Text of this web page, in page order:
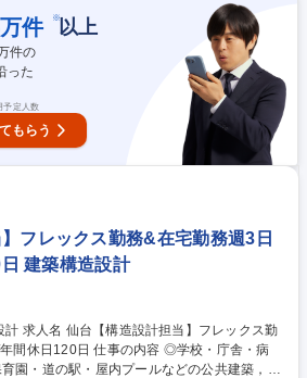
ーの技術指導およびマネジメント業務 ※過剰
と安全性を両立させた「プロの設計」が求め
万件 ※以上
件の
った
予定人数
もらう
フレックス勤務&在宅勤務週3日
建築構造設計
クス勤
の内容 ◎学校・庁舎・病
園・道の駅・屋内プールなどの公共建築，オ